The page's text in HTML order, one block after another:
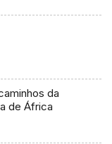
da
de África